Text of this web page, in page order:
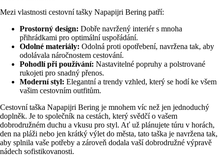
Mezi vlastnosti cestovní tašky Napapijri Bering patří:
Prostorný design: Dobře navržený interiér s mnoha
přihrádkami pro optimální uspořádání.
Odolné materiály: Odolná proti opotřebení, navržena tak, aby
odolávala náročnostem cestování.
Pohodlí při používání: Nastavitelné popruhy a polstrované
rukojeti pro snadný přenos.
Moderní styl: Elegantní a trendy vzhled, který se hodí ke všem
vašim cestovním outfitům.
Cestovní taška Napapijri Bering je mnohem víc než jen jednoduchý
doplněk. Je to společník na cestách, který svědčí o vašem
dobrodružném duchu a vkusu pro styl. Ať už plánujete túru v horách,
den na pláži nebo jen krátký výlet do města, tato taška je navržena tak,
aby splnila vaše potřeby a zároveň dodala vaší dobrodružné výpravě
nádech sofistikovanosti.